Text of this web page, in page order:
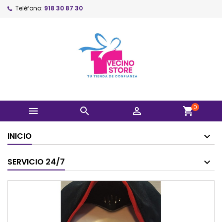
Teléfono: 918 30 87 30
   shopping_cart0
INICIO
SERVICIO 24/7